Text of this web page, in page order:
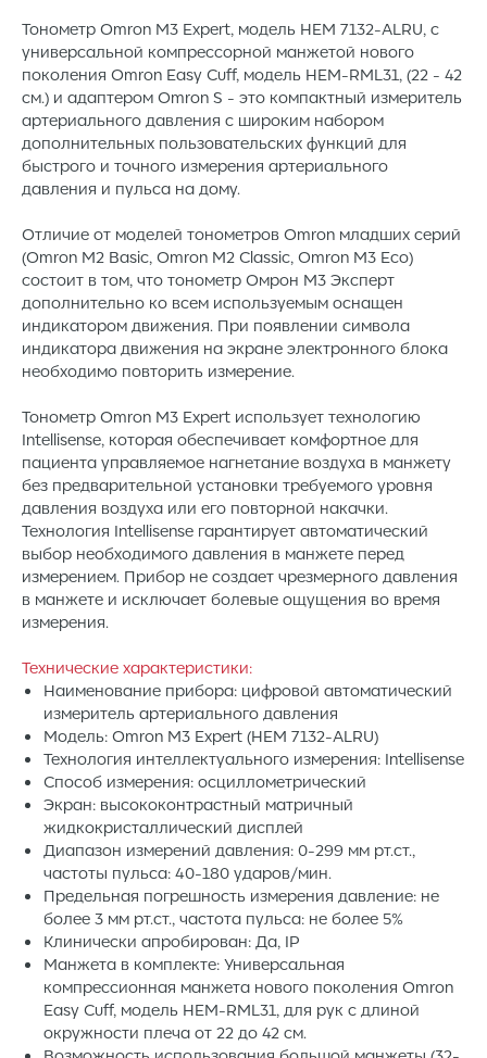
Тонометр Omron M3 Expert, модель HEM 7132-ALRU, с
универсальной компрессорной манжетой нового
поколения Omron Easy Cuff, модель HEM-RML31, (22 - 42
см.) и адаптером Omron S - это компактный измеритель
артериального давления с широким набором
дополнительных пользовательских функций для
быстрого и точного измерения артериального
давления и пульса на дому.
Отличие от моделей тонометров Omron младших серий
(Omron M2 Basic, Omron M2 Classic, Omron M3 Eco)
состоит в том, что тонометр Омрон М3 Эксперт
дополнительно ко всем используемым оснащен
индикатором движения. При появлении символа
индикатора движения на экране электронного блока
необходимо повторить измерение.
Тонометр Omron M3 Expert использует технологию
Intellisense, которая обеспечивает комфортное для
пациента управляемое нагнетание воздуха в манжету
без предварительной установки требуемого уровня
давления воздуха или его повторной накачки.
Технология Intellisense гарантирует автоматический
выбор необходимого давления в манжете перед
измерением. Прибор не создает чрезмерного давления
в манжете и исключает болевые ощущения во время
измерения.
Технические характеристики:
Наименование прибора: цифровой автоматический
измеритель артериального давления
Модель: Omron M3 Expert (HEM 7132-ALRU)
Технология интеллектуального измерения: Intellisense
Способ измерения: осциллометрический
Экран: высококонтрастный матричный
жидкокристаллический дисплей
Диапазон измерений давления: 0-299 мм рт.ст.,
частоты пульса: 40-180 ударов/мин.
Предельная погрешность измерения давление: не
более 3 мм рт.ст., частота пульса: не более 5%
Клинически апробирован: Да, IP
Манжета в комплекте: Универсальная
компрессионная манжета нового поколения Omron
Easy Cuff, модель HEM-RML31, для рук с длиной
окружности плеча от 22 до 42 см.